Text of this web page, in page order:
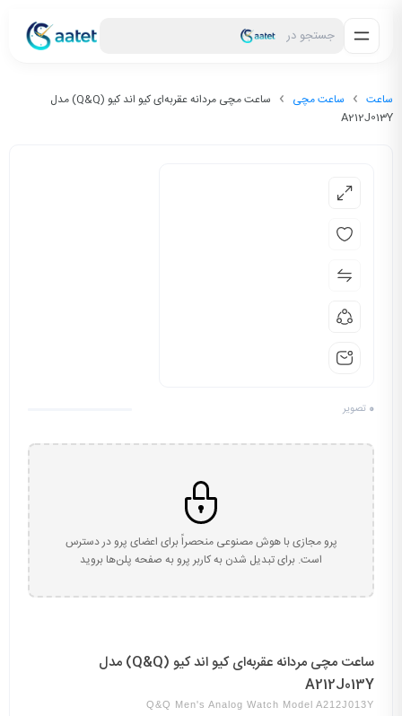
جستجو در
ساعت ساعت مچی
ساعت مچی مردانه عقربه‌ای کیو اند کیو (Q&Q) مدل
A212J013Y
0 تصویر
پرو مجازی با هوش مصنوعی منحصراً برای اعضای پرو در دسترس
است. برای تبدیل شدن به کاربر پرو به صفحه پلن‌ها بروید
ساعت مچی مردانه عقربه‌ای کیو اند کیو (Q&Q) مدل
A212J013Y
Q&Q Men's Analog Watch Model A212J013Y